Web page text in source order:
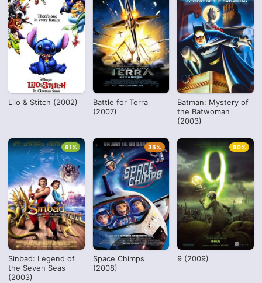
Lilo & Stitch (2002)
Battle for Terra
(2007)
Batman: Mystery of
the Batwoman
(2003)
Sinbad: Legend of
the Seven Seas
(2003)
61%
Space Chimps
(2008)
35%
9 (2009)
50%